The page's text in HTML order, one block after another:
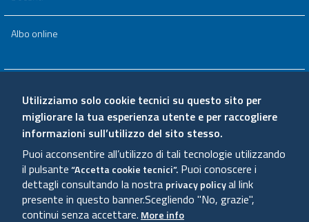
Albo online
Qualità e valutazione
Amministrazione trasparente
Sitemap
Utilizziamo solo cookie tecnici su questo sito per
migliorare la tua esperienza utente e per raccogliere
informazioni sull’utilizzo del sito stesso.
Puoi acconsentire all’utilizzo di tali tecnologie utilizzando
il pulsante“Accetta cookie tecnici”. Puoi conoscere i
dettagli consultando la nostra privacy policyal link
presente in questo banner.Scegliendo "No, grazie",
continui senza accettare. More info